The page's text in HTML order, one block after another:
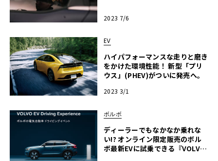
2023 7/6
EV
ハイパフォーマンスな走りと磨き
をかけた環境性能！ 新型「プリ
ウス」(PHEV)がついに発売へ。
2023 3/1
ボルボ
ディーラーでもなかなか乗れな
い!? オンライン限定販売のボル
ボ最新EVに試乗できる『VOLVO